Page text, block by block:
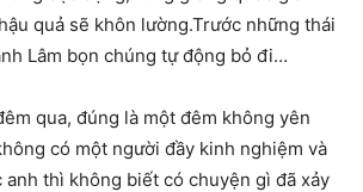
quả sẽ khôn lường.Trước những thái
Lâm bọn chúng tự động bỏ đi…
qua, đúng là một đêm không yên
có một người đầy kinh nghiệm và
thì không biết có chuyện gì đã xảy